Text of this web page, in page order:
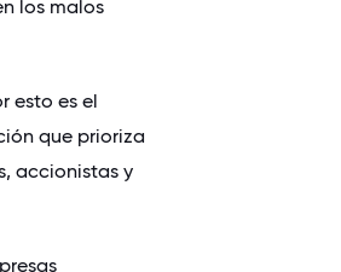
los malos
esto es el
que prioriza
accionistas y